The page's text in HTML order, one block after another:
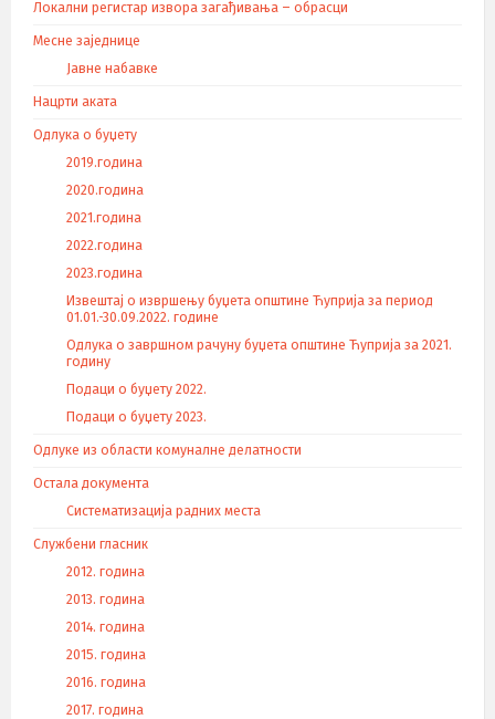
Локални регистар извора загађивања – обрасци
Месне заједнице
Јавне набавке
Нацрти аката
Одлука о буџету
2019.година
2020.година
2021.година
2022.година
2023.година
Извештај о извршењу буџета општине Ћуприја за период
01.01.-30.09.2022. године
Одлука о завршном рачуну буџета општине Ћуприја за 2021.
годину
Подаци о буџету 2022.
Подаци о буџету 2023.
Одлуке из области комуналне делатности
Остала документа
Систематизација радних места
Службени гласник
2012. година
2013. година
2014. година
2015. година
2016. година
2017. година